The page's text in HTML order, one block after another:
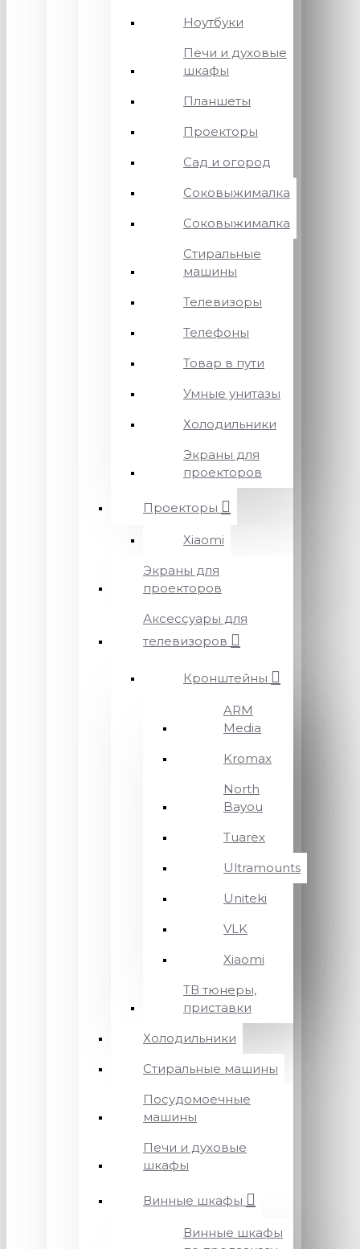
Ноутбуки
Печи и духовые
шкафы
Планшеты
Проекторы
Сад и огород
Соковыжималка
Соковыжималка
Стиральные
машины
Телевизоры
Телефоны
Товар в пути
Умные унитазы
Холодильники
Экраны для
проекторов
Проекторы
Xiaomi
Экраны для
проекторов
Аксессуары для
телевизоров
Кронштейны
ARM
Media
Kromax
North
Bayou
Tuarex
Ultramounts
Uniteki
VLK
Xiaomi
ТВ тюнеры,
приставки
Холодильники
Стиральные машины
Посудомоечные
машины
Печи и духовые
шкафы
Винные шкафы
Винные шкафы